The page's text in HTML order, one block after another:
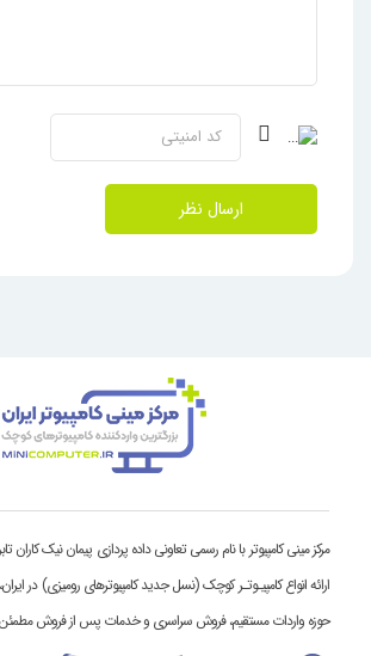
ارسال نظر
ارائه انواع کامپیـوتـر کوچک (نسل جدید کامپیوترهای رومیزی) در
حوزه واردات مستقیم، فروش سراسری و خدمات پس از فروش مطمئن